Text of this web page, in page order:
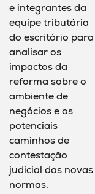
e integrantes da
equipe tributária
do escritório para
analisar os
impactos da
reforma sobre o
ambiente de
negócios e os
potenciais
caminhos de
contestação
judicial das novas
normas.